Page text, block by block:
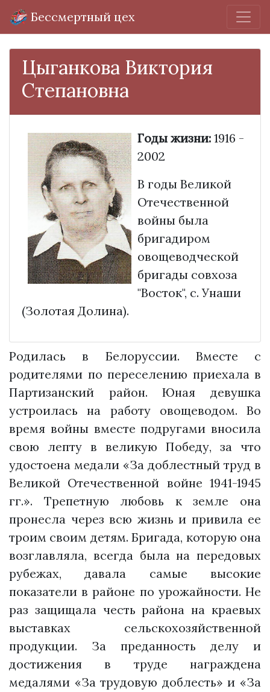
Бессмертный цех
Цыганкова Виктория
Степановна
Годы жизни: 1916 -
2002
В годы Великой
Отечественной
войны была
бригадиром
овощеводческой
бригады совхоза
"Восток", с. Унаши
(Золотая Долина).
Родилась в Белоруссии. Вместе с
родителями по переселению приехала в
Партизанский район. Юная девушка
устроилась на работу овощеводом. Во
время войны вместе подругами вносила
свою лепту в великую Победу, за что
удостоена медали «За доблестный труд в
Великой Отечественной войне 1941-1945
гг.». Трепетную любовь к земле она
пронесла через всю жизнь и привила ее
троим своим детям. Бригада, которую она
возглавляла, всегда была на передовых
рубежах, давала самые высокие
показатели в районе по урожайности. Не
раз защищала честь района на краевых
выставках сельскохозяйственной
продукции. За преданность делу и
достижения в труде награждена
медалями «За трудовую доблесть» и «За